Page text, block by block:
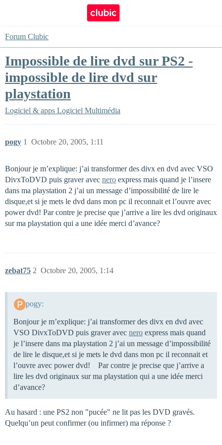
Forum Clubic
Impossible de lire dvd sur PS2 -
impossible de lire dvd sur
playstation
Logiciel & apps Logiciel Multimédia
pogy Octobre 20, 2005, 1:11
1
Bonjour je m’explique: j’ai transformer des divx en dvd avec VSO
DivxToDVD puis graver avec nero express mais quand je l’insere
dans ma playstation 2 j’ai un message d’impossibilité de lire le
disque,et si je mets le dvd dans mon pc il reconnait et l’ouvre avec
power dvd! Par contre je precise que j’arrive a lire les dvd originaux
sur ma playstation qui a une idée merci d’avance?
zebat75 Octobre 20, 2005, 1:14
2
pogy:
Bonjour je m’explique: j’ai transformer des divx en dvd avec
VSO DivxToDVD puis graver avec nero express mais quand
je l’insere dans ma playstation 2 j’ai un message d’impossibilité
de lire le disque,et si je mets le dvd dans mon pc il reconnait et
l’ouvre avec power dvd! Par contre je precise que j’arrive a
lire les dvd originaux sur ma playstation qui a une idée merci
d’avance?
Au hasard : une PS2 non "pucée" ne lit pas les DVD gravés.
Quelqu’un peut confirmer (ou infirmer) ma réponse ?